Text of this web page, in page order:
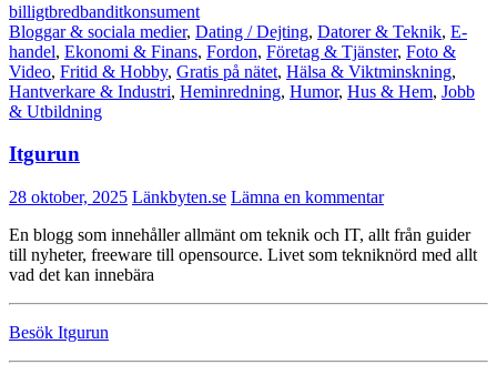
billigtbredbanditkonsument
Bloggar & sociala medier, Dating / Dejting, Datorer & Teknik, E-
handel, Ekonomi & Finans, Fordon, Företag & Tjänster, Foto &
Video, Fritid & Hobby, Gratis på nätet, Hälsa & Viktminskning,
Hantverkare & Industri, Heminredning, Humor, Hus & Hem, Jobb
& Utbildning
Itgurun
28 oktober, 2025 Länkbyten.se Lämna en kommentar
En blogg som innehåller allmänt om teknik och IT, allt från guider
till nyheter, freeware till opensource. Livet som tekniknörd med allt
vad det kan innebära
Besök Itgurun